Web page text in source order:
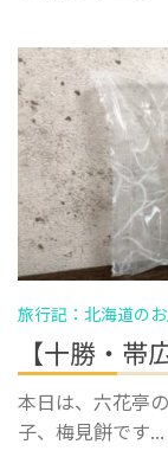
旅行記：北海道の
【十勝・帯
本日は、六花亭
子、梅見餅です...